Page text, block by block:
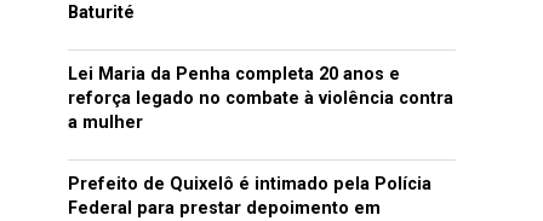
Baturité
Lei Maria da Penha completa 20 anos e
reforça legado no combate à violência contra
a mulher
Prefeito de Quixelô é intimado pela Polícia
Federal para prestar depoimento em